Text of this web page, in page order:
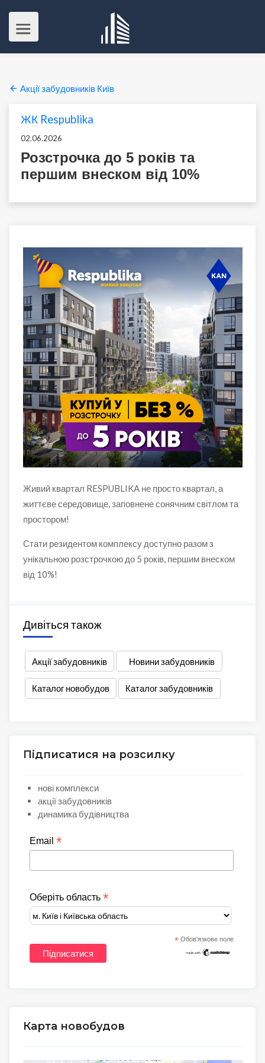
Акції забудовників Київ
ЖК Respublika
02.06.2026
Розстрочка до 5 років та
першим внеском від 10%
Живий квартал RESPUBLIKA не просто квартал, а
життєве середовище, заповнене сонячним світлом та
простором!
Стати резидентом комплексу доступно разом з
унікальною розстрочкою до 5 років, першим внеском
від 10%!
Дивіться також
Акції забудовників Новини забудовників
Каталог новобудов Каталог забудовників
Підписатися на розсилку
нові комплекси
акції забудовників
динамика будівництва
Email *
Оберіть область *
* Обов'язкове поле
Карта новобудов